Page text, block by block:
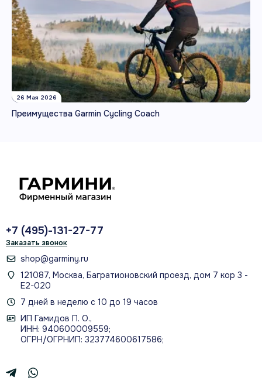
26 Мая 2026
Преимущества Garmin Cycling Coach
+7 (495)-131-27-77
Заказать звонок
shop@garminy.ru
121087, Москва, Багратионовский проезд, дом 7 кор 3 -
Е2-020
7 дней в неделю с 10 до 19 часов
ИП Гамидов П. О.,
ИНН: 940600009559;
ОГРН/ОГРНИП: 323774600617586;